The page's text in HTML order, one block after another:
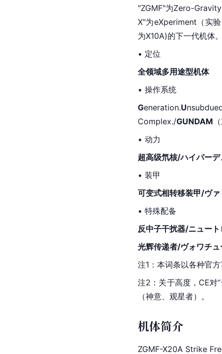
"ZGMF"为Zero-
X"为eXperiment（实
为X10A)的下一代机体
• 定位
全领域多用途型机体
• 操作系统
Generation.U
Complex./GUNDAM
• 动力
超高级氘核/ハイパー
• 装甲
可变式相转移装甲/ヴ
• 特殊配备
反中子干扰器/ニュー
光辉传递者/ヴォワチュ
注1：本词条以各种官
注2：关于高度，CE对
（神意、观星者）。
机体简介
ZGMF-X20A Strike